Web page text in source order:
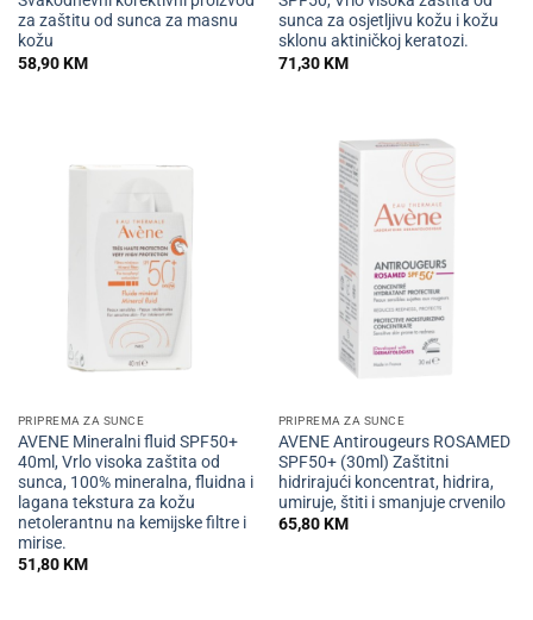
za zaštitu od sunca za masnu
kožu
58,90KM
sunca za osjetljivu kožu i kožu
sklonu aktiničkoj keratozi.
71,30KM
PRIPREMA ZA SUNCE
AVENE Mineralni fluid SPF50+
40ml, Vrlo visoka zaštita od
sunca, 100% mineralna, fluidna i
lagana tekstura za kožu
netolerantnu na kemijske filtre i
mirise.
51,80KM
PRIPREMA ZA SUNCE
AVENE Antirougeurs ROSAMED
SPF50+ (30ml) Zaštitni
hidrirajući koncentrat, hidrira,
umiruje, štiti i smanjuje crvenilo
65,80KM